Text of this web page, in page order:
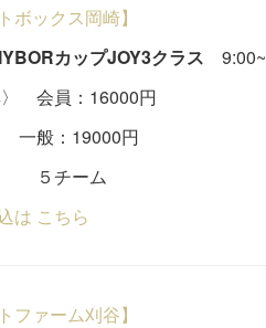
ボックス岡崎】
カップJOY3クラス 9:00~
〉 会員：16000円
19000円
ム
は こちら
ファーム刈谷】